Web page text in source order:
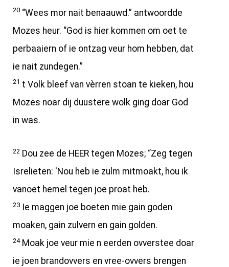
20 “Wees mor nait benaauwd.” antwoordde
Mozes heur. “God is hier kommen om oet te
perbaaiern of ie ontzag veur hom hebben, dat
ie nait zundegen.”
21 t Volk bleef van vèrren stoan te kieken, hou
Mozes noar dij duustere wolk ging doar God
in was.
22 Dou zee de HEER tegen Mozes; “Zeg tegen
Isrelieten: 'Nou heb ie zulm mitmoakt, hou ik
vanoet hemel tegen joe proat heb.
23
Ie maggen joe boeten mie gain goden
moaken, gain zulvern en gain golden.
24Moak joe veur mie n eerden ovverstee doar
ie joen brandovvers en vree-ovvers brengen